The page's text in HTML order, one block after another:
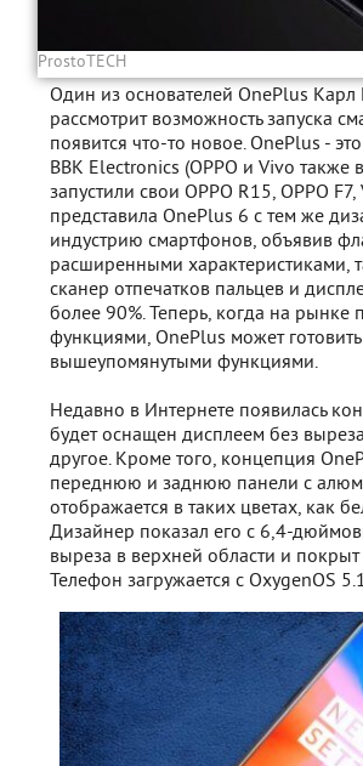
ProstoTECH
Один из основателей OnePlus Карл
рассмотрит возможность запуска
появится что-то новое. OnePlus -
BBK Electronics (OPPO и Vivo также
запустили свои OPPO R15, OPPO
представила OnePlus 6 с тем же
индустрию смартфонов, объявив
расширенными характеристиками,
сканер отпечатков пальцев и
более 90%. Теперь, когда на
функциями, OnePlus может
вышеупомянутыми функциями.
Недавно в Интернете появилась
будет оснащен дисплеем без
другое. Кроме того, концепция
переднюю и заднюю панели с
отображается в таких цветах, как
Дизайнер показал его с 6,4-
выреза в верхней области и
Телефон загружается с OxygenOS